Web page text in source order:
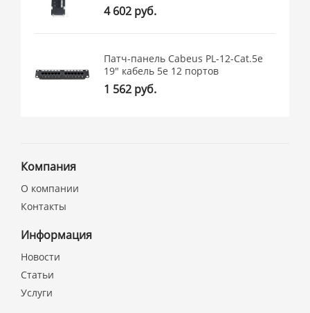
4 602 руб.
Патч-панель Cabeus PL-12-Cat.5e
19" кабель 5e 12 портов
1 562 руб.
Компания
О компании
Контакты
Информация
Новости
Статьи
Услуги